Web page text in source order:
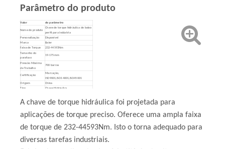
Parâmetro do produto
Valor do parâmetro
Nome do produto
Chave de torque hidráulica de baixo
perfil para indústria
Personalização Disponível
Marca
Baier
Faixa de Torque
232-44593Nm
Tamanho do
parafuso
19-175mm
Pressão Máxima
de Trabalho
700 barras
Certificação
Marcação,
ISO9001,ISO14001,ISO45001
Origem
China
Tipo
Chave Hidráulica
Cor
Metálico, personalizável
OEM
Oferecido
A chave de torque hidráulica foi projetada para
aplicações de torque preciso. Oferece uma ampla faixa
de torque de 232-44593Nm. Isto o torna adequado para
diversas tarefas industriais.